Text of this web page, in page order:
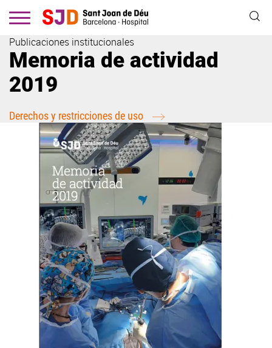
principal
Publicaciones institucionales
Memoria de actividad
2019
Derechos y restricciones de uso